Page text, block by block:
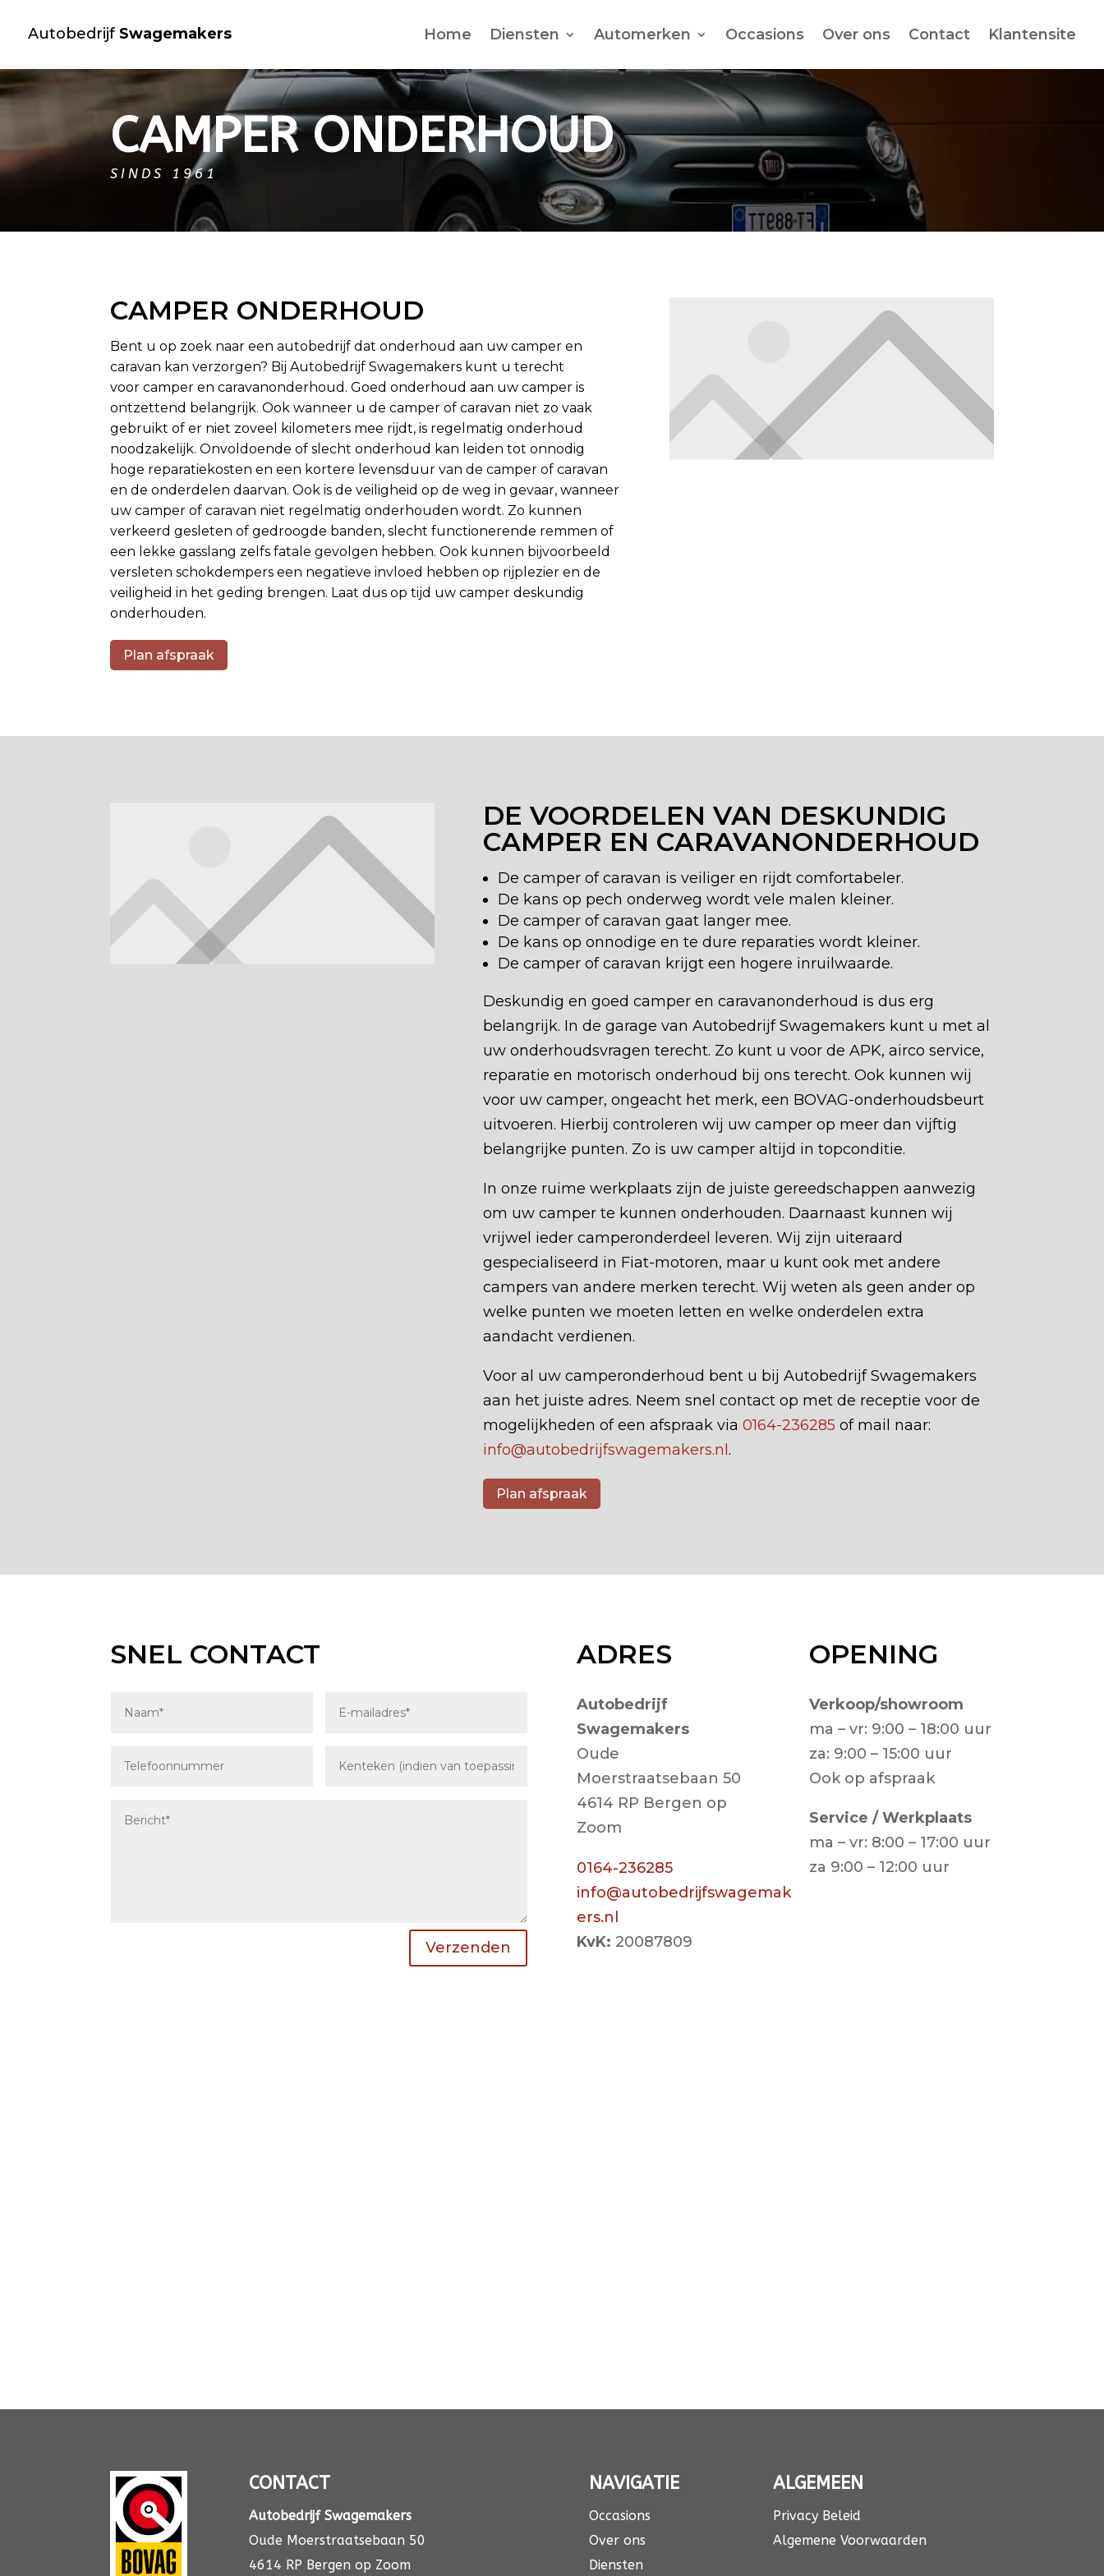
Autobedrijf Swagemakers Home Diensten Automerken Occasions Over ons Contact Klantensite
CAMPER ONDERHOUD
SINDS 1961
CAMPER ONDERHOUD
Bent u op zoek naar een autobedrijf dat onderhoud aan uw camper en
caravan kan verzorgen? Bij Autobedrijf Swagemakers kunt u terecht
voor camper en caravanonderhoud. Goed onderhoud aan uw camper is
ontzettend belangrijk. Ook wanneer u de camper of caravan niet zo vaak
gebruikt of er niet zoveel kilometers mee rijdt, is regelmatig onderhoud
noodzakelijk. Onvoldoende of slecht onderhoud kan leiden tot onnodig
hoge reparatiekosten en een kortere levensduur van de camper of caravan
en de onderdelen daarvan. Ook is de veiligheid op de weg in gevaar, wanneer
uw camper of caravan niet regelmatig onderhouden wordt. Zo kunnen
verkeerd gesleten of gedroogde banden, slecht functionerende remmen of
een lekke gasslang zelfs fatale gevolgen hebben. Ook kunnen bijvoorbeeld
versleten schokdempers een negatieve invloed hebben op rijplezier en de
veiligheid in het geding brengen. Laat dus op tijd uw camper deskundig
onderhouden.
Plan afspraak
DE VOORDELEN VAN DESKUNDIG
CAMPER EN CARAVANONDERHOUD
De camper of caravan is veiliger en rijdt comfortabeler.
De kans op pech onderweg wordt vele malen kleiner.
De camper of caravan gaat langer mee.
De kans op onnodige en te dure reparaties wordt kleiner.
De camper of caravan krijgt een hogere inruilwaarde.
Deskundig en goed camper en caravanonderhoud is dus erg
belangrijk. In de garage van Autobedrijf Swagemakers kunt u met al
uw onderhoudsvragen terecht. Zo kunt u voor de APK, airco service,
reparatie en motorisch onderhoud bij ons terecht. Ook kunnen wij
voor uw camper, ongeacht het merk, een BOVAG-onderhoudsbeurt
uitvoeren. Hierbij controleren wij uw camper op meer dan vijftig
belangrijke punten. Zo is uw camper altijd in topconditie.
In onze ruime werkplaats zijn de juiste gereedschappen aanwezig
om uw camper te kunnen onderhouden. Daarnaast kunnen wij
vrijwel ieder camperonderdeel leveren. Wij zijn uiteraard
gespecialiseerd in Fiat-motoren, maar u kunt ook met andere
campers van andere merken terecht. Wij weten als geen ander op
welke punten we moeten letten en welke onderdelen extra
aandacht verdienen.
Voor al uw camperonderhoud bent u bij Autobedrijf Swagemakers
aan het juiste adres. Neem snel contact op met de receptie voor de
mogelijkheden of een afspraak via0164-236285 of mail naar:
info@autobedrijfswagemakers.nl.
Plan afspraak
SNEL CONTACT
Verzenden
ADRES
Autobedrijf
Swagemakers
Oude
Moerstraatsebaan 50
4614 RP Bergen op
Zoom
0164-236285
info@autobedrijfswagemak
ers.nl
KvK: 20087809
OPENING
Verkoop/showroom
ma – vr: 9:00 – 18:00 uur
za: 9:00 – 15:00 uur
Ook op afspraak
Service / Werkplaats
ma – vr: 8:00 – 17:00 uur
za 9:00 – 12:00 uur
CONTACT
Autobedrijf Swagemakers
Oude Moerstraatsebaan 50
4614 RP Bergen op Zoom
NAVIGATIE
Occasions
Over ons
Diensten
ALGEMEEN
Privacy Beleid
Algemene Voorwaarden